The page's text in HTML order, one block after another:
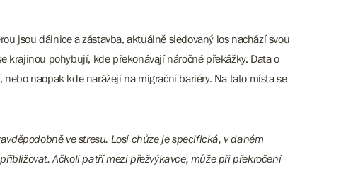
jsou dálnice a zástavba, aktuálně sledovaný los nachází svou
krajinou pohybují, kde překonávají náročné překážky. Data o
naopak kde narážejí na migrační bariéry. Na tato místa se
ve stresu. Losí chůze je specifická, v daném
Ačkoli patří mezi přežvýkavce, může při překročení